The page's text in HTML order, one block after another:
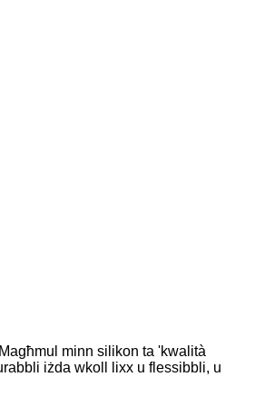
minn silikon ta 'kwalità
iżda wkoll lixx u flessibbli, u